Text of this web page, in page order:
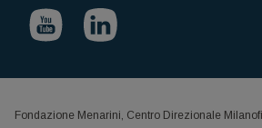
Fondazione Menarini, Centro Direzionale